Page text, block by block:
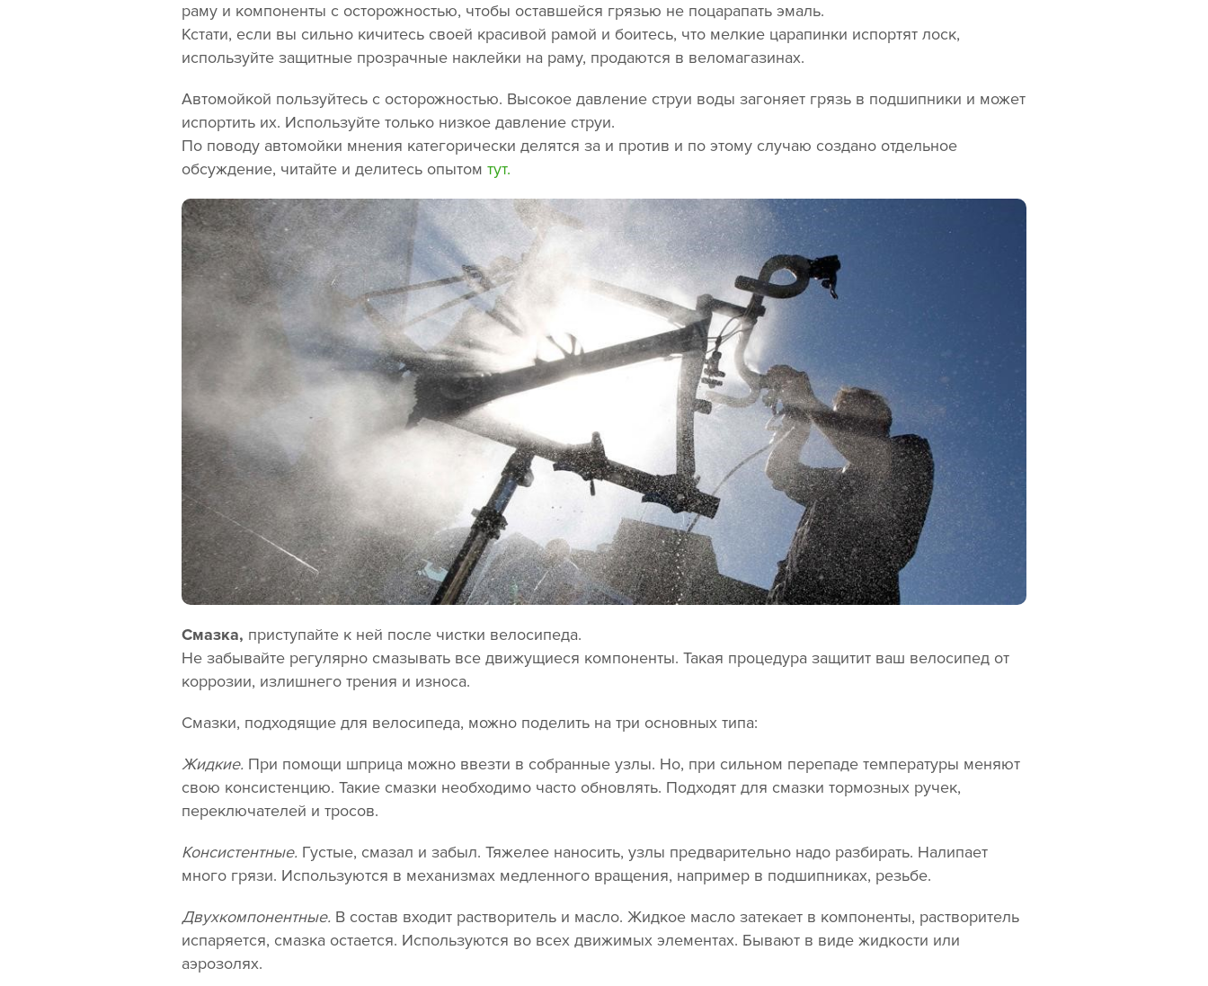
раму и компоненты с осторожностью, чтобы оставшейся грязью не поцарапать эмаль.
Кстати, если вы сильно кичитесь своей красивой рамой и боитесь, что мелкие царапинки испортят лоск,
используйте защитные прозрачные наклейки на раму, продаются в веломагазинах.
Автомойкой пользуйтесь с осторожностью. Высокое давление струи воды загоняет грязь в подшипники и может
испортить их. Используйте только низкое давление струи.
По поводу автомойки мнения категорически делятся за и против и по этому случаю создано отдельное
обсуждение, читайте и делитесь опытом тут.
Смазка, приступайте к ней после чистки велосипеда.
Не забывайте регулярно смазывать все движущиеся компоненты. Такая процедура защитит ваш велосипед от
коррозии, излишнего трения и износа.
Смазки, подходящие для велосипеда, можно поделить на три основных типа:
Жидкие. При помощи шприца можно ввезти в собранные узлы. Но, при сильном перепаде температуры меняют
свою консистенцию. Такие смазки необходимо часто обновлять. Подходят для смазки тормозных ручек,
переключателей и тросов.
Консистентные. Густые, смазал и забыл. Тяжелее наносить, узлы предварительно надо разбирать. Налипает
много грязи. Используются в механизмах медленного вращения, например в подшипниках, резьбе.
Двухкомпонентные. В состав входит растворитель и масло. Жидкое масло затекает в компоненты, растворитель
испаряется, смазка остается. Используются во всех движимых элементах. Бывают в виде жидкости или
аэрозолях.